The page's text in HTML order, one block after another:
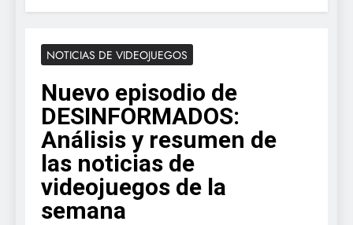
NOTICIAS DE VIDEOJUEGOS
Nuevo episodio de
DESINFORMADOS:
Análisis y resumen de
las noticias de
videojuegos de la
semana